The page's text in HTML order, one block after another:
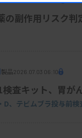
の副作用リスク
製品2026.07.03 06:10
査キット、胃が
D、テビムブラ投与前検